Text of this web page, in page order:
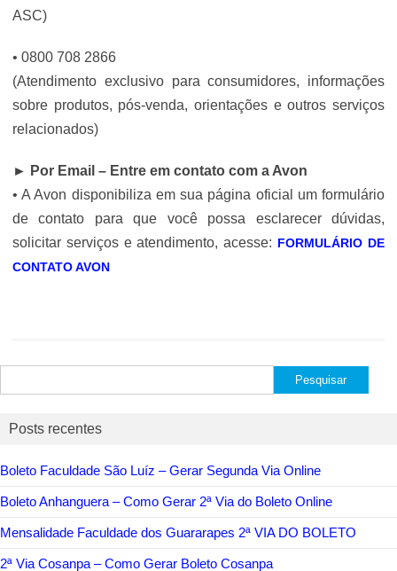
ASC)
• 0800 708 2866
(Atendimento exclusivo para consumidores, informações
sobre produtos, pós-venda, orientações e outros serviços
relacionados)
► Por Email – Entre em contato com a Avon
• A Avon disponibiliza em sua página oficial um formulário
de contato para que você possa esclarecer dúvidas,
solicitar serviços e atendimento, acesse: FORMULÁRIO DE
CONTATO AVON
por:
Posts recentes
Boleto Faculdade São Luíz – Gerar Segunda Via Online
Boleto Anhanguera – Como Gerar 2ª Via do Boleto Online
Mensalidade Faculdade dos Guararapes 2ª VIA DO BOLETO
2ª Via Cosanpa – Como Gerar Boleto Cosanpa